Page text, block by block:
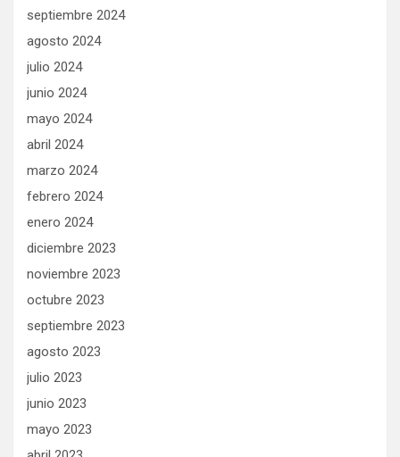
septiembre 2024
agosto 2024
julio 2024
junio 2024
mayo 2024
abril 2024
marzo 2024
febrero 2024
enero 2024
diciembre 2023
noviembre 2023
octubre 2023
septiembre 2023
agosto 2023
julio 2023
junio 2023
mayo 2023